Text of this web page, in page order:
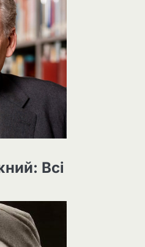
Всі